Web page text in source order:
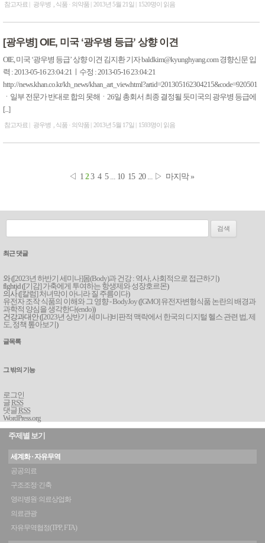
참고자료 광우병 식품 · 의약품 2013년 5월 21일 1520명이 읽음
[광우병] OIE, 미국 ‘광우병 등급’ 상향 이견
OIE, 미국 ‘광우병 등급’ 상향 이견 김지환 기자 baldkim@kyunghyang.com 경향신문 입
력 : 2013-05-16 23:04:21ㅣ수정 : 2013-05-16 23:04:21
http://news.khan.co.kr/kh_news/khan_art_view.html?artid=201305162304215&code=920501
ㆍ일부 전문가 반대로 합의 못해ㆍ26일 총회서 최종 결정될 듯미국의 광우병 등급에
[...]
참고자료 광우병 식품 · 의약품 2013년 5월 17일 1593명이 읽음
◁ 1 2 3 4 5 ... 10 15 20 ... ▷ 마지막 »
최근 댓글
와 ([2023년 하반기 세미나]몸(Body)과 건강 : 역사, 사회적으로 접근하기 )
flghtjd ([기감] 가축에게 투여하는 항생제와 성장호르몬)
의사 ([칼럼] 처녀막이 아니라 질 주름이다)
유전자 조작 식품의 이해와 그 영향 - BodyJoy([GMO] 유전자변형식품 논란의 배경과
과학적 양심을 생각한다(endo))
건강과대안 ([2023년 상반기 세미나]비판적 맥락에서 한국의 디지털 헬스 관련 법, 제
도, 정책 톺아보기 )
글목록
그 밖의 기능
로그인
글RSS
댓글RSS
WordPress.org
주제별 보기
세계화 · 자유무역
공공의료
구조조정·긴축
영리병원·의료상업화
의료관광
자유무역협정(TPP, FTA)